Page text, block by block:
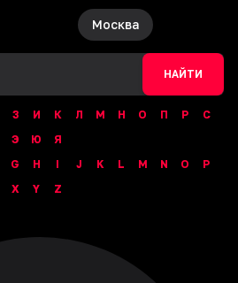
Москва
НАЙТИ
З И К Л М Н О П Р
С
Э Ю
Я
G H I J K L M N O
P
X Y Z